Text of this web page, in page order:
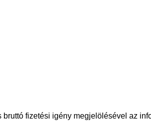
fizetési igény megjelölésével az